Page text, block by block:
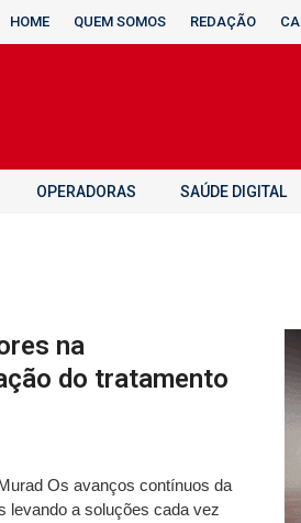
HOME QUEM SOMOS REDAÇÃO
OPERADORAS SAÚDE DIGITAL
na
do tratamento
Os avanços contínuos da
levando a soluções cada vez